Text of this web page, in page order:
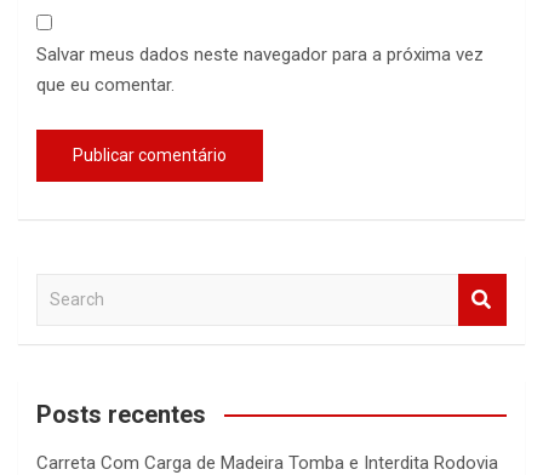
Salvar meus dados neste navegador para a próxima vez
que eu comentar.
a
c
Posts recentes
Carreta Com Carga de Madeira Tomba e Interdita Rodovia